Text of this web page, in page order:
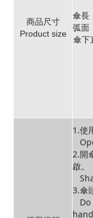
商品尺寸
Product size
傘長
弧面
傘下
1.使
2.開
啟。
3.傘
Do